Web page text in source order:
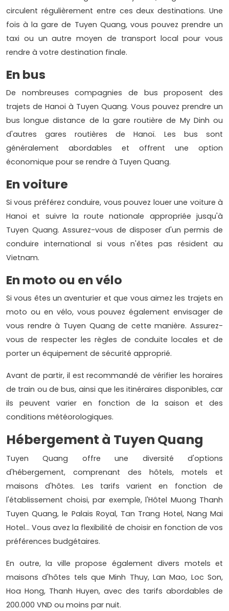
circulent régulièrement entre ces deux destinations. Une
fois à la gare de Tuyen Quang, vous pouvez prendre un
taxi ou un autre moyen de transport local pour vous
rendre à votre destination finale.
En bus
De nombreuses compagnies de bus proposent des
trajets de Hanoi à Tuyen Quang. Vous pouvez prendre un
bus longue distance de la gare routière de My Dinh ou
d'autres gares routières de Hanoï. Les bus sont
généralement abordables et offrent une option
économique pour se rendre à Tuyen Quang.
En voiture
Si vous préférez conduire, vous pouvez louer une voiture à
Hanoi et suivre la route nationale appropriée jusqu'à
Tuyen Quang. Assurez-vous de disposer d'un permis de
conduire international si vous n'êtes pas résident au
Vietnam.
En moto ou en vélo
Si vous êtes un aventurier et que vous aimez les trajets en
moto ou en vélo, vous pouvez également envisager de
vous rendre à Tuyen Quang de cette manière. Assurez-
vous de respecter les règles de conduite locales et de
porter un équipement de sécurité approprié.
Avant de partir, il est recommandé de vérifier les horaires
de train ou de bus, ainsi que les itinéraires disponibles, car
ils peuvent varier en fonction de la saison et des
conditions météorologiques.
Hébergement à Tuyen Quang
Tuyen Quang offre une diversité d'options
d'hébergement, comprenant des hôtels, motels et
maisons d'hôtes. Les tarifs varient en fonction de
l'établissement choisi, par exemple, l'Hôtel Muong Thanh
Tuyen Quang, le Palais Royal, Tan Trang Hotel, Nang Mai
Hotel... Vous avez la flexibilité de choisir en fonction de vos
préférences budgétaires.
En outre, la ville propose également divers motels et
maisons d'hôtes tels que Minh Thuy, Lan Mao, Loc Son,
Hoa Hong, Thanh Huyen, avec des tarifs abordables de
200.000 VND ou moins par nuit.